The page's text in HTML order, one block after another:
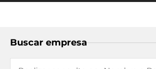
Buscar empresa